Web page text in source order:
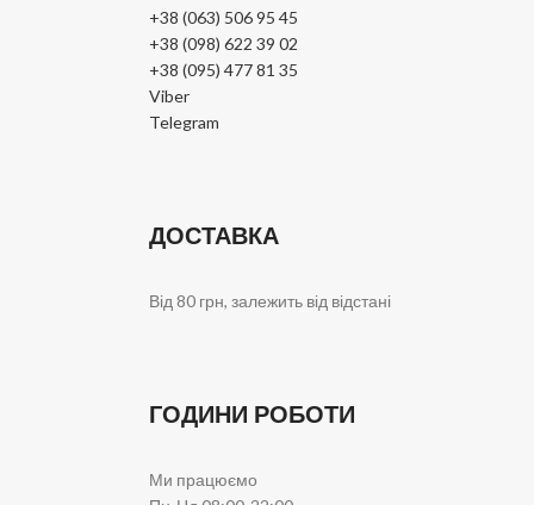
+38 (063) 506 95 45
+38 (098) 622 39 02
+38 (095) 477 81 35
Viber
Telegram
ДОСТАВКА
Від 80 грн, залежить від відстані
ГОДИНИ РОБОТИ
Ми працюємо